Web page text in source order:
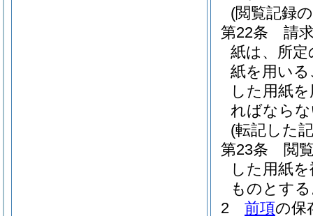
(閲覧記録
第22条
請
紙は、所定
紙を用い
した用紙
ればなら
(転記した
第23条
閲
した用紙
ものとす
2
前項の保